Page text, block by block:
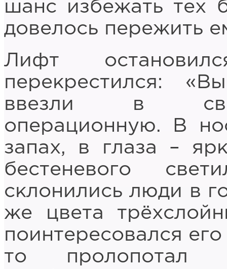
шанс избежать тех
довелось пережить
Лифт
перекрестился:
ввезли в
операционную. В
запах, в глаза –
бестеневого
склонились люди в
же цвета
поинтересовался
то пролопотал